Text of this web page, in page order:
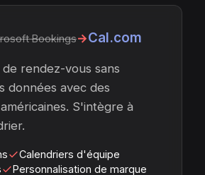
Bookings→Cal.com
de rendez-vous sans
données avec des
S'intègre à
Calendriers d'équipe
Personnalisation de marque